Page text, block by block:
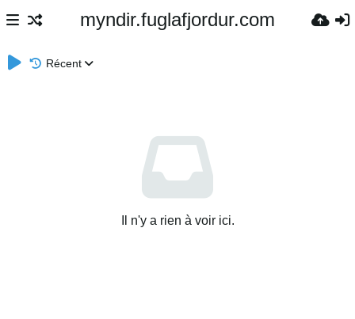
myndir.fuglafjordur.com
Récent
Il n'y a rien à voir ici.